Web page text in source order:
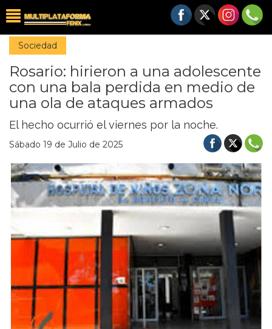
Sociedad
Rosario: hirieron a una adolescente
con una bala perdida en medio de
una ola de ataques armados
El hecho ocurrió el viernes por la noche.
Sábado 19 de Julio de 2025